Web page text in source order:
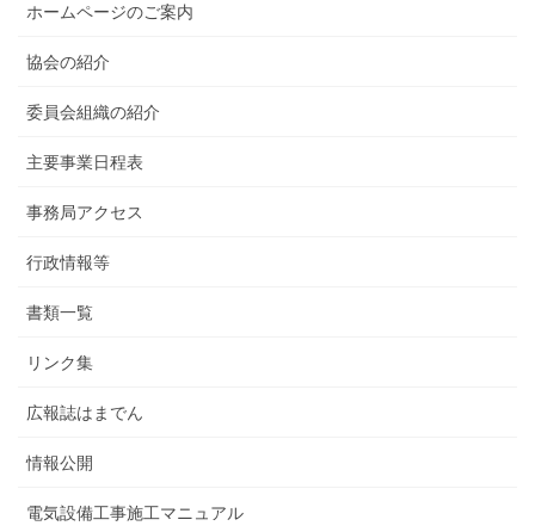
ホームページのご案内
協会の紹介
委員会組織の紹介
主要事業日程表
事務局アクセス
行政情報等
書類一覧
リンク集
広報誌はまでん
情報公開
電気設備工事施工マニュアル